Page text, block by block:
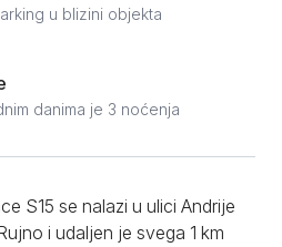
u blizini objekta
danima je 3 noćenja
S15 se nalazi u ulici Andrije
i udaljen je svega 1 km